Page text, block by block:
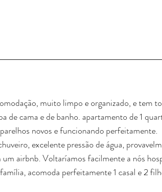
muito limpo e organizado, e tem
de cama e de banho. apartamento de 1
novos e funcionando perfeitamente.
excelente pressão de água,
airbnb. Voltaríamos facilmente a nós
acomoda perfeitamente 1 casal e 2